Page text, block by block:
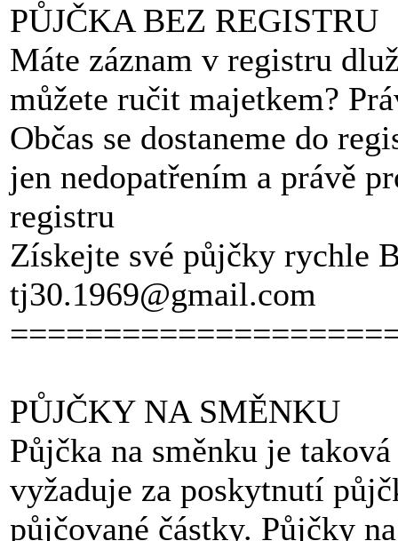
PŮJČKA BEZ REGISTRU
Máte záznam v registru
můžete ručit majetkem?
Občas se dostaneme do
jen nedopatřením a právě
registru
Získejte své půjčky rychle
tj30.1969@gmail.com
PŮJČKY NA SMĚNKU
Půjčka na směnku je
vyžaduje za poskytnutí
půjčované částky. Půjčky